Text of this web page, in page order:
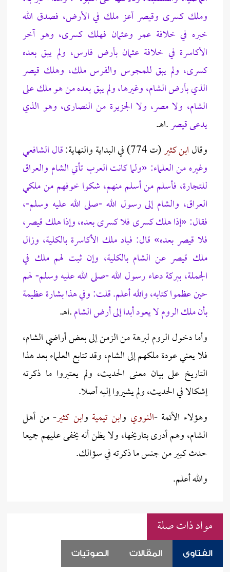
وملك كسرى وقيصر أعز ملك في الأرض، فصدق الله
خبره في خلافة عمر وعثمان فهلك كسرى، وهو آخر
الأكاسرة في خلافة عثمان بأرض فارس، ولم يبق بعده
كسرى، ولم يبق للمجوس والفرس ملك، وهلك قيصر
الذي بأرض الشام، وغيرها، ولم يبق بعده من هو ملك على
الشام، ولا مصر، ولا الجزيرة من النصارى، وهو الذي
يدعى قيصر.اهـ.
وقالابن كثير(ت 774) في البداية والنهاية:
قال الشافعي
وغيره من العلماء: «ولما كانت العرب تأتي الشام والعراق
للتجارة، فأسلم من أسلم منهم، شكوا خوفهم من ملكي
العراق، والشام إلى رسول الله -صلى الله عليه وسلم-،
فقال: «إذا هلك كسرى فلا كسرى بعده، وإذا هلك قيصر،
فلا قيصر بعده» قال: فباد ملك الأكاسرة بالكلية، وزال
ملك قيصر عن الشام بالكلية، وإن ثبت لهم ملك في
الجملة، ببركة دعاء رسول الله -صلى الله عليه وسلم- لهم
حين عظموا كتابه، والله أعلم. قلت: وفي هذا بشارة عظيمة
بأن ملك الروم لا يعود أبدا إلى أرض الشام.اهـ.
وأما دخول الروم لبرهة من الزمن إلى بعض أراضي الشام،
فلا يعني عودة ملكهم إلى الشام، وقد تتابع العلماء بعد هذا
التاريخ على بيان معنى الحديث، ولم يعتبروا ما ذكرته
إشكالا في الحديث، ولم يشيروا إليه أصلا.
وهؤلاء الأئمة -النووي وابنتيمية وابن كثير- من أهل
الشام، وهم أدرى بتاريخها، ولا يظن أنه يخفى عليهم جميعا
حدث كبير من جنس ما ذكرته في سؤالك.
والله أعلم.
مواد ذات صلة
الفتاوى المقالات الصوتيات